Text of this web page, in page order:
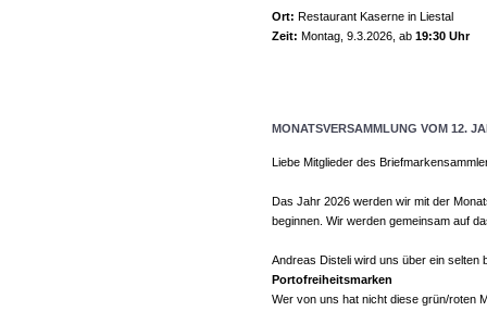
Ort: Restaurant Kaserne in Liestal
Zeit: Montag, 9.3.2026, ab 19:30 Uhr
MONATSVERSAMMLUNG VOM 12.
Liebe Mitglieder des
Das Jahr 2026 werden wir mit der
beginnen. Wir werden gemeinsam auf
Andreas Disteli wird uns über ein selten
Portofreiheitsmarken
Wer von uns hat nicht diese grün/roten